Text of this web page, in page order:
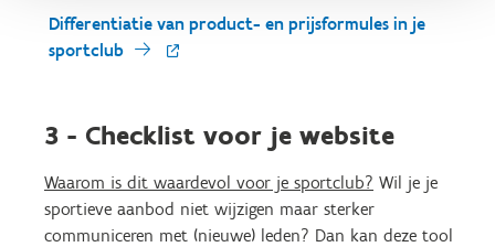
Differentiatie van product- en prijsformules in je
sportclub
3 - Checklist voor je website
Waarom is dit waardevol voor je sportclub? Wil je je
sportieve aanbod niet wijzigen maar sterker
communiceren met (nieuwe) leden? Dan kan deze tool